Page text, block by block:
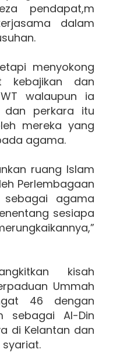
pendapat,m
dalam
menyokong
kebajikan dan
walaupun ia
dan perkara itu
mereka yang
agama.
ruang Islam
Perlembagaan
agama
sesiapa
kisah
Ummah
46 dengan
sebagai Al-Din
di Kelantan dan